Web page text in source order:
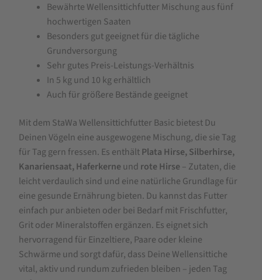
Bewährte Wellensittichfutter Mischung aus fünf
hochwertigen Saaten
Besonders gut geeignet für die tägliche
Grundversorgung
Sehr gutes Preis-Leistungs-Verhältnis
In 5 kg und 10 kg erhältlich
Auch für größere Bestände geeignet
Mit dem StaWa Wellensittichfutter Basic bietest Du
Deinen Vögeln eine ausgewogene Mischung, die sie Tag
für Tag gern fressen. Es enthältPlata Hirse, Silberhirse,
Kanariensaat, Haferkerne und rote Hirse – Zutaten, die
leicht verdaulich sind und eine natürliche Grundlage für
eine gesunde Ernährung bieten. Du kannst das Futter
einfach pur anbieten oder bei Bedarf mit Frischfutter,
Grit oder Mineralstoffen ergänzen. Es eignet sich
hervorragend für Einzeltiere, Paare oder kleine
Schwärme und sorgt dafür, dass Deine Wellensittiche
vital, aktiv und rundum zufrieden bleiben – jeden Tag